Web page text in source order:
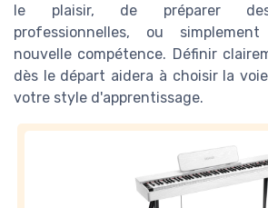
le plaisir, de préparer des
professionnelles, ou
nouvelle compétence. Définir
dès le départ aidera à choisir la
votre style d'apprentissage.